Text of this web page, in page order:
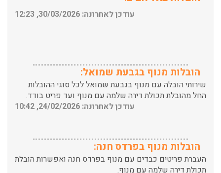
שירותי הובלה עם מנוף בגבעת שמואל לכל סוגי ההובלות
החל מהובלת תכולת דירה שלמה עם מנוף ועד פריט בודד.
עודכן לאחרונה: 24/02/2026, 10:42
העברת פריטים כבדים עם מנוף בפרדס חנה ואפשרות הובלת
תכולת דירה שלמה עם מנוף.
עודכן לאחרונה: 24/02/2026, 10:42